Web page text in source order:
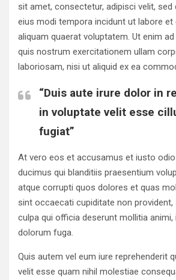
sit amet, consectetur, adipisci velit, sed
eius modi tempora incidunt ut labore et
aliquam quaerat voluptatem. Ut enim
quis nostrum exercitationem ullam
laboriosam, nisi ut aliquid ex ea
“Duis aute irure dolor in
in voluptate velit esse
fugiat”
At vero eos et accusamus et iusto
ducimus qui blanditiis praesentium
atque corrupti quos dolores et quas
sint occaecati cupiditate non provident,
culpa qui officia deserunt mollitia
dolorum fuga.
Quis autem vel eum iure reprehenderit
velit esse quam nihil molestiae